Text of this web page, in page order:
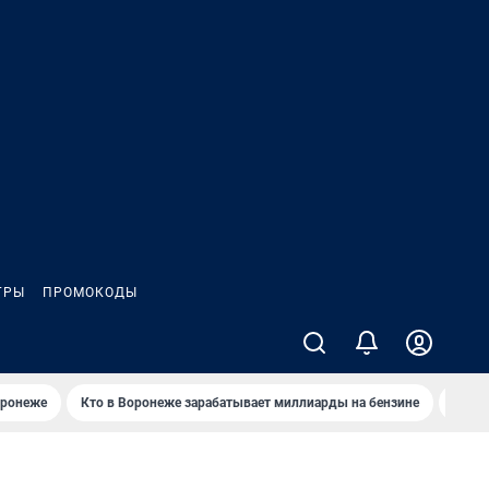
ПРОМОКОДЫ
Кто в Воронеже зарабатывает миллиарды на бензине